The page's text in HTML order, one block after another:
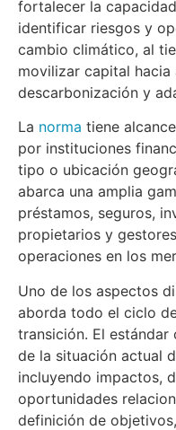
fortalecer la
identificar riesgos y
cambio climático, al
movilizar capital
descarbonización y
La norma tiene
por instituciones
tipo o ubicación
abarca una amplia
préstamos, seguros,
propietarios y
operaciones en los
Uno de los aspectos
aborda todo el ciclo
transición. El
de la situación actual
incluyendo impactos,
oportunidades
definición de